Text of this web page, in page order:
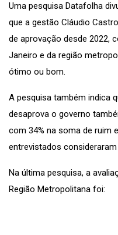
Uma pesquisa Datafolha
que a gestão Cláudio
de aprovação desde 2022,
Janeiro e da região
ótimo ou bom.
A pesquisa também indica
desaprova o governo
com 34% na soma de ruim
entrevistados
Na última pesquisa, a
Região Metropolitana foi: